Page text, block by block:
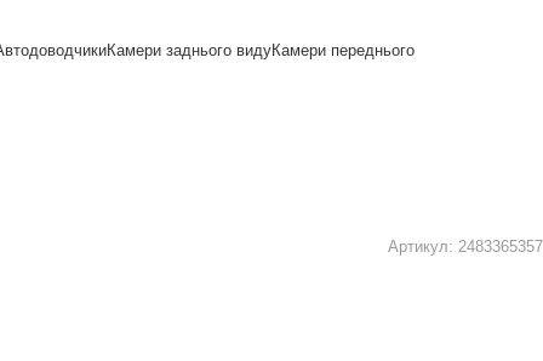
Камери заднього видуКамери переднього
Артикул: 2483365357